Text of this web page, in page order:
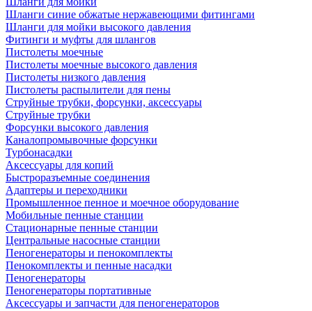
Шланги синие обжатые нержавеющими фитингами
Шланги для мойки высокого давления
Фитинги и муфты для шлангов
Пистолеты моечные
Пистолеты моечные высокого давления
Пистолеты низкого давления
Пистолеты распылители для пены
Струйные трубки, форсунки, аксессуары
Струйные трубки
Форсунки высокого давления
Каналопромывочные форсунки
Турбонасадки
Аксессуары для копий
Быстроразъемные соединения
Адаптеры и переходники
Промышленное пенное и моечное оборудование
Мобильные пенные станции
Стационарные пенные станции
Центральные насосные станции
Пеногенераторы и пенокомплекты
Пенокомплекты и пенные насадки
Пеногенераторы
Пеногенераторы портативные
Аксессуары и запчасти для пеногенераторов